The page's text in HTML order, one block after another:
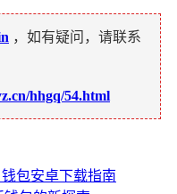
，如有疑问，请联系
hhgq/54.html
钱包安卓下载指南